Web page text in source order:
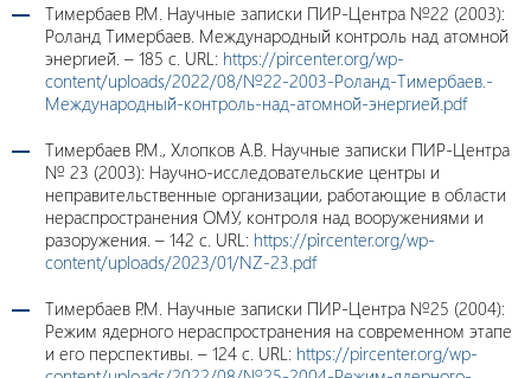
Тимербаев Р.М. Научные записки ПИР-Центра №22 (2003):
Роланд Тимербаев. Международный контроль над атомной
энергией. – 185 c. URL: https://pircenter.org/wp-
content/uploads/2022/08/№22-2003-Роланд-Тимербаев.-
Международный-контроль-над-атомной-энергией.pdf
Тимербаев Р.М., Хлопков А.В. Научные записки ПИР-Центра
№ 23 (2003): Научно-исследовательские центры и
неправительственные организации, работающие в области
нераспространения ОМУ, контроля над вооружениями и
разоружения. – 142 с. URL: https://pircenter.org/wp-
content/uploads/2023/01/NZ-23.pdf
Тимербаев Р.М. Научные записки ПИР-Центра №25 (2004):
Режим ядерного нераспространения на современном этапе
и его перспективы. – 124 c. URL: https://pircenter.org/wp-